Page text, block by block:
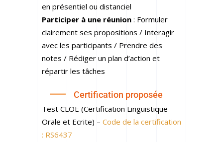
en présentiel ou distanciel
Participer à une réunion : Formuler
clairement ses propositions / Interagir
avec les participants / Prendre des
notes / Rédiger un plan d’action et
répartir les tâches
Certification proposée
Test CLOE (Certification Linguistique
Orale et Ecrite) – Code de la certification
: RS6437